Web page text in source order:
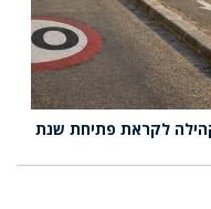
לקראת פתיחת שנת